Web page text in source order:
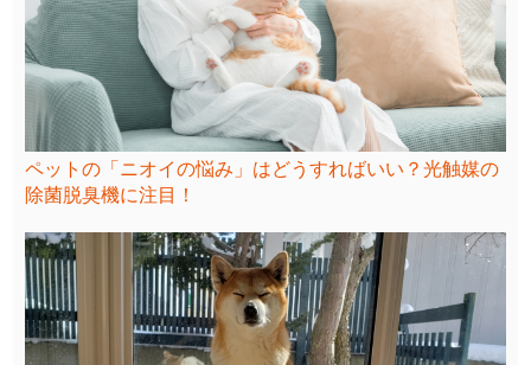
ペットの「ニオイの悩み」はどうすればいい？光触媒の
除菌脱臭機に注目！